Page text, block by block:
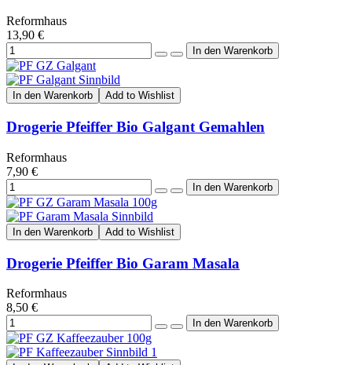
Reformhaus
13,90 €
In den Warenkorb Add to Wishlist
Drogerie Pfeiffer Bio Galgant Gemahlen
Reformhaus
7,90 €
In den Warenkorb Add to Wishlist
Drogerie Pfeiffer Bio Garam Masala
Reformhaus
8,50 €